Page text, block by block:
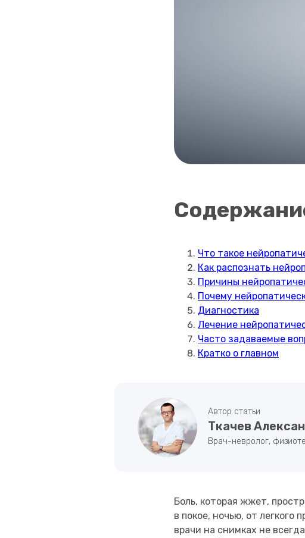
Что такое
Как распознать
Причины
Почему
Диагностика
Лечение
Часто задаваемые
Кратко о главном
Врач-невролог,
Автор статьи
Ткачев
Боль, которая жжет,
в покое, ночью, от
врачи на снимках не